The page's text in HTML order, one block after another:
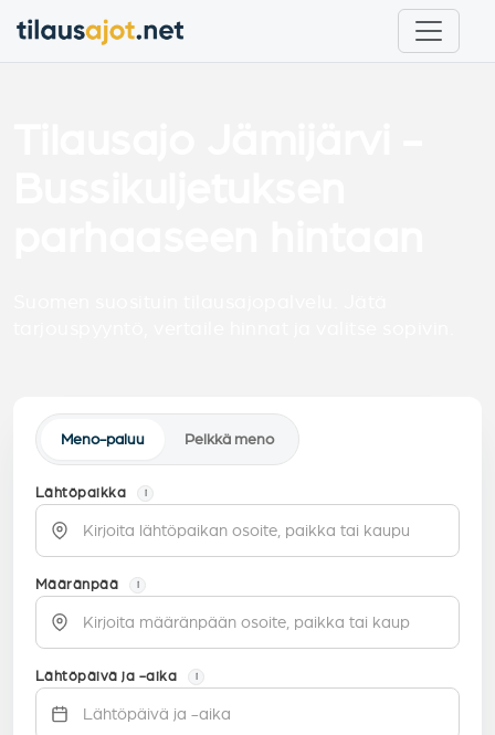
Meno-paluu Pelkkä meno
Lähtöpaikka i
Määränpää i
Lähtöpäivä ja -aika i